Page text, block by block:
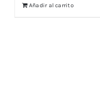
Añadir al carrito